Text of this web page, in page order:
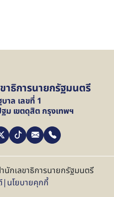
าธิการนายกรัฐมนตรี
าล เลขที่ 1
ม เขตดุสิต กรุงเทพฯ
กเลขาธิการนายกรัฐมนตรี
| นโยบายคุกกี้